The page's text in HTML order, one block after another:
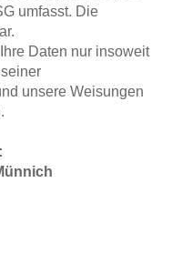
umfasst. Die
Daten nur insoweit
unsere Weisungen